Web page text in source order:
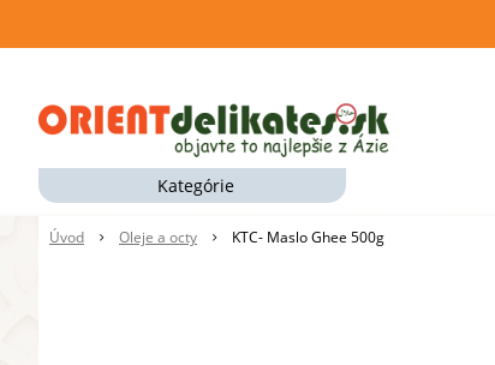
Úvod Oleje a octy KTC- Maslo Ghee 500g
Kategórie